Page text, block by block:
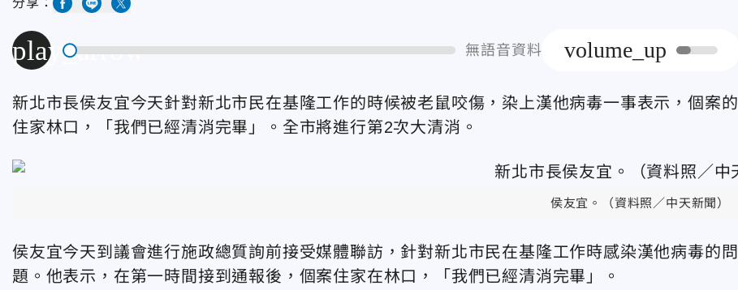
分享：
play_arrow 無語音資料 volume_up
新北市長侯友宜今天針對新北市民在基隆工作的時候被老鼠咬傷，染上漢他病毒一事表示，個案的
住家林口，「我們已經清消完畢」。全市將進行第2次大清消。
侯友宜。（資料照／中天新聞）
侯友宜今天到議會進行施政總質詢前接受媒體聯訪，針對新北市民在基隆工作時感染漢他病毒的問
題。他表示，在第一時間接到通報後，個案住家在林口，「我們已經清消完畢」。